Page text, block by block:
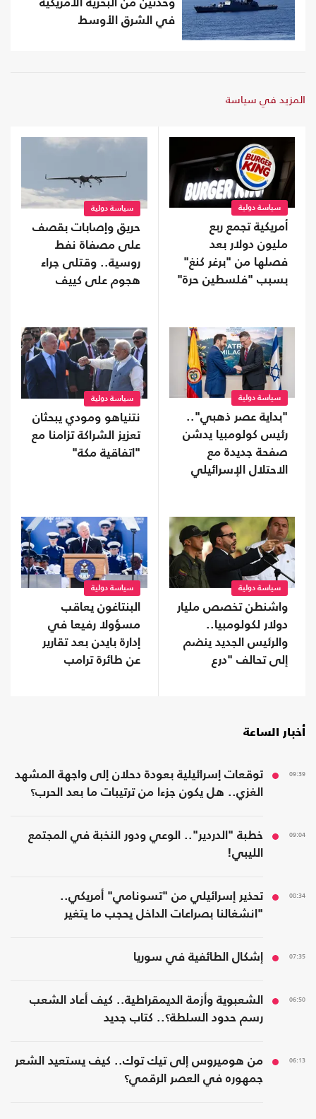
وحدتين من البحرية الأمريكية
في الشرق الأوسط
المزيد في سياسة
سياسة دولية
أمريكية تجمع ربع
مليون دولار بعد
فصلها من "برغر كنغ"
بسبب "فلسطين حرة"
سياسة دولية
حريق وإصابات بقصف
على مصفاة نفط
روسية.. وقتلى جراء
هجوم على كييف
سياسة دولية
"بداية عصر ذهبي"..
رئيس كولومبيا يدشن
صفحة جديدة مع
الاحتلال الإسرائيلي
سياسة دولية
نتنياهو ومودي يبحثان
تعزيز الشراكة تزامنا مع
"اتفاقية مكة"
سياسة دولية
واشنطن تخصص مليار
دولار لكولومبيا..
والرئيس الجديد ينضم
إلى تحالف "درع
سياسة دولية
البنتاغون يعاقب
مسؤولا رفيعا في
إدارة بايدن بعد تقارير
عن طائرة ترامب
أخبار الساعة
09:39
توقعات إسرائيلية بعودة دحلان إلى واجهة المشهد
الغزي.. هل يكون جزءا من ترتيبات ما بعد الحرب؟
09:04
خطبة "الدردير".. الوعي ودور النخبة في المجتمع
الليبي!
08:34
تحذير إسرائيلي من "تسونامي" أمريكي..
"انشغالنا بصراعات الداخل يحجب ما يتغير
07:35 إشكال الطائفية في سوريا
06:50
الشعبوية وأزمة الديمقراطية.. كيف أعاد الشعب
رسم حدود السلطة؟.. كتاب جديد
06:13
من هوميروس إلى تيك توك.. كيف يستعيد الشعر
جمهوره في العصر الرقمي؟